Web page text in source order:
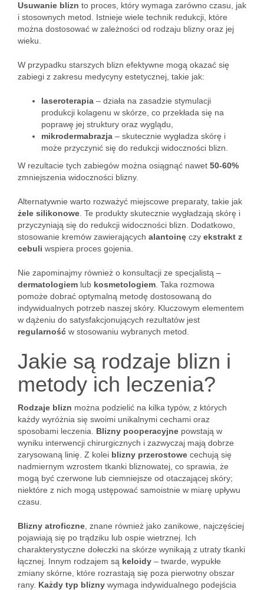
Usuwanie blizn to proces, który wymaga zarówno czasu, jak
i stosownych metod. Istnieje wiele technik redukcji, które
można dostosować w zależności od rodzaju blizny oraz jej
wieku.
W przypadku starszych blizn efektywne mogą okazać się
zabiegi z zakresu medycyny estetycznej, takie jak:
laseroterapia – działa na zasadzie stymulacji
produkcji kolagenu w skórze, co przekłada się na
poprawę jej struktury oraz wyglądu,
mikrodermabrazja – skutecznie wygładza skórę i
może przyczynić się do redukcji widoczności blizn.
W rezultacie tych zabiegów można osiągnąć nawet 50-60%
zmniejszenia widoczności blizny.
Alternatywnie warto rozważyć miejscowe preparaty, takie jak
żele silikonowe . Te produkty skutecznie wygładzają skórę i
przyczyniają się do redukcji widoczności blizn. Dodatkowo,
stosowanie kremów zawierających alantoinę czy ekstrakt z
cebuli wspiera proces gojenia.
Nie zapominajmy również o konsultacji ze specjalistą –
dermatologiem lub kosmetologiem . Taka rozmowa
pomoże dobrać optymalną metodę dostosowaną do
indywidualnych potrzeb naszej skóry. Kluczowym elementem
w dążeniu do satysfakcjonujących rezultatów jest
regularność w stosowaniu wybranych metod.
Jakie są rodzaje blizn i
metody ich leczenia?
Rodzaje blizn można podzielić na kilka typów, z których
każdy wyróżnia się swoimi unikalnymi cechami oraz
sposobami leczenia. Blizny pooperacyjne powstają w
wyniku interwencji chirurgicznych i zazwyczaj mają dobrze
zarysowaną linię. Z kolei blizny przerostowe cechują się
nadmiernym wzrostem tkanki bliznowatej, co sprawia, że
mogą być czerwone lub ciemniejsze od otaczającej skóry;
niektóre z nich mogą ustępować samoistnie w miarę upływu
czasu.
Blizny atroficzne , znane również jako zanikowe, najczęściej
pojawiają się po trądziku lub ospie wietrznej. Ich
charakterystyczne dołeczki na skórze wynikają z utraty tkanki
łącznej. Innym rodzajem są keloidy – twarde, wypukłe
zmiany skórne, które rozrastają się poza pierwotny obszar
rany. Każdy typ blizny wymaga indywidualnego podejścia